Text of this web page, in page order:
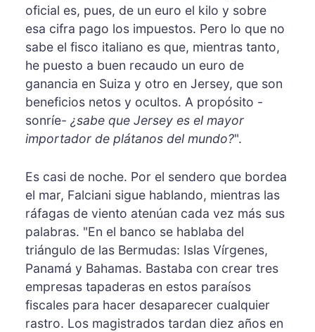
oficial es, pues, de un euro el kilo y sobre
esa cifra pago los impuestos. Pero lo que no
sabe el fisco italiano es que, mientras tanto,
he puesto a buen recaudo un euro de
ganancia en Suiza y otro en Jersey, que son
beneficios netos y ocultos. A propósito -
sonríe- ¿sabe que Jersey es el mayor
importador de plátanos del mundo?".
Es casi de noche. Por el sendero que bordea
el mar, Falciani sigue hablando, mientras las
ráfagas de viento atenúan cada vez más sus
palabras. "En el banco se hablaba del
triángulo de las Bermudas: Islas Vírgenes,
Panamá y Bahamas. Bastaba con crear tres
empresas tapaderas en estos paraísos
fiscales para hacer desaparecer cualquier
rastro. Los magistrados tardan diez años en